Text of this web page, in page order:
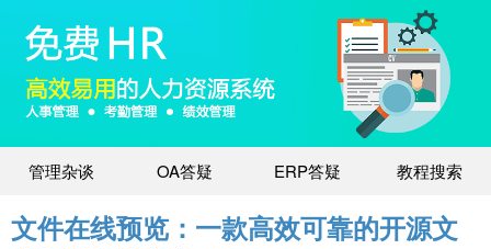
管理杂谈 OA答疑 ERP答疑 教程搜索
文件在线预览：一款高效可靠的开源文